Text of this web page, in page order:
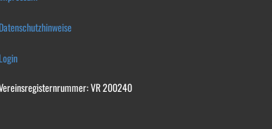
Datenschutzhinweise
Login
VR 200240